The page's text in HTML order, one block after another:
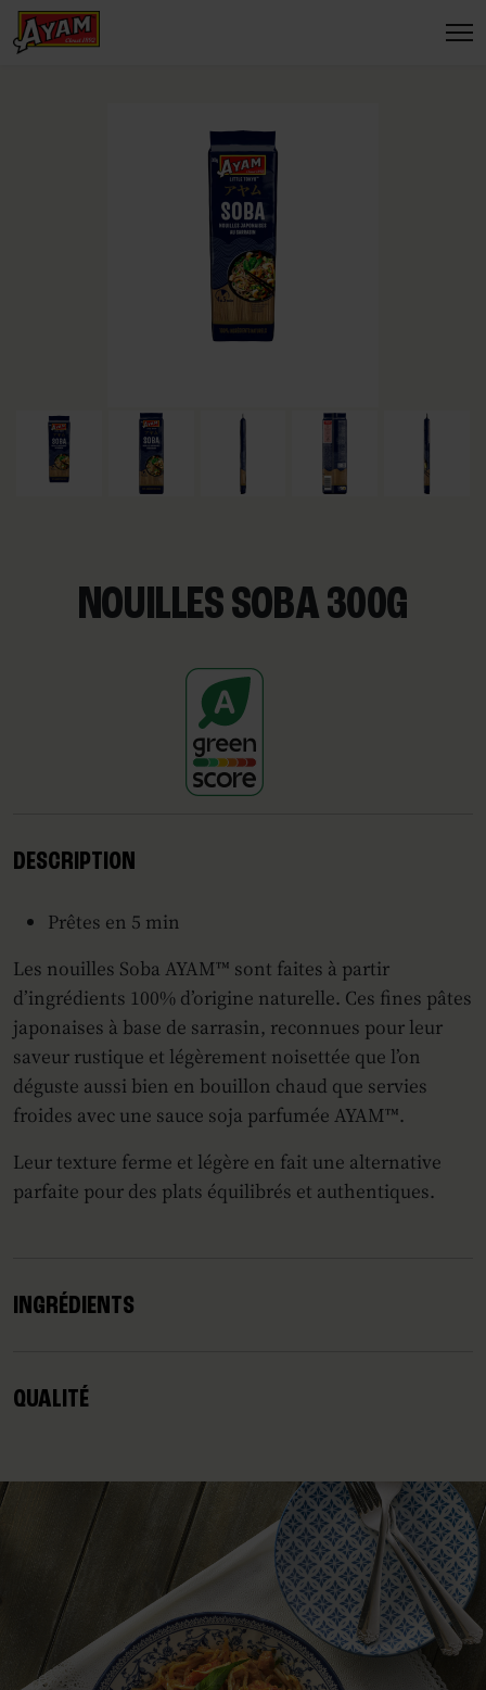
NOUILLES SOBA 300G
DESCRIPTION
Prêtes en 5 min
Les nouilles Soba AYAM™ sont faites à partir
d’ingrédients 100% d’origine naturelle. Ces fines pâtes
japonaises à base de sarrasin, reconnues pour leur
saveur rustique et légèrement noisettée que l’on
déguste aussi bien en bouillon chaud que servies
froides avec une sauce soja parfumée AYAM™.
Leur texture ferme et légère en fait une alternative
parfaite pour des plats équilibrés et authentiques.
INGRÉDIENTS
QUALITÉ